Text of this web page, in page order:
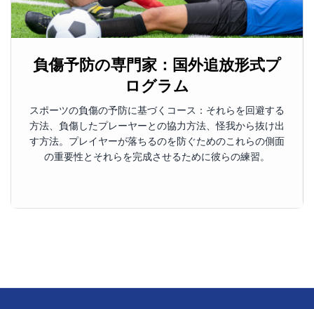
負傷予防の専門家：国外追放形式プ
ログラム
スポーツの負傷の予防に基づくコース：それらを回避する
方法、負傷したプレーヤーとの協力方法、怪我から抜け出
す方法。プレイヤーが落ちるのを防ぐためのこれらの側面
の重要性とそれらを完成させるために彼らの練習。